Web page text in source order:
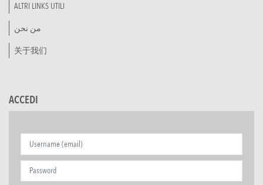
ALTRI LINKS UTILI
من نحن
关于我们
ACCEDI